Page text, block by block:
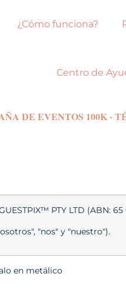
¿Cómo funciona?
Centro de
DE EVENTOS 100K -
PTY LTD (ABN: 65
"nos" y "nuestro").
en metálico